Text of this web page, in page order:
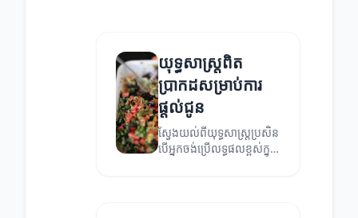
យុទ្ធសាស្ត្រពិត
ប្រាកដសម្រាប់ការ
ផ្តល់ជូន
ស្វែងយល់ពីយុទ្ធសាស្ត្រប្រសិន​
បើ​អ្នក​ចង់​ប្រើ​លទ្ធផល​ខ្ពស់​ក្នុង